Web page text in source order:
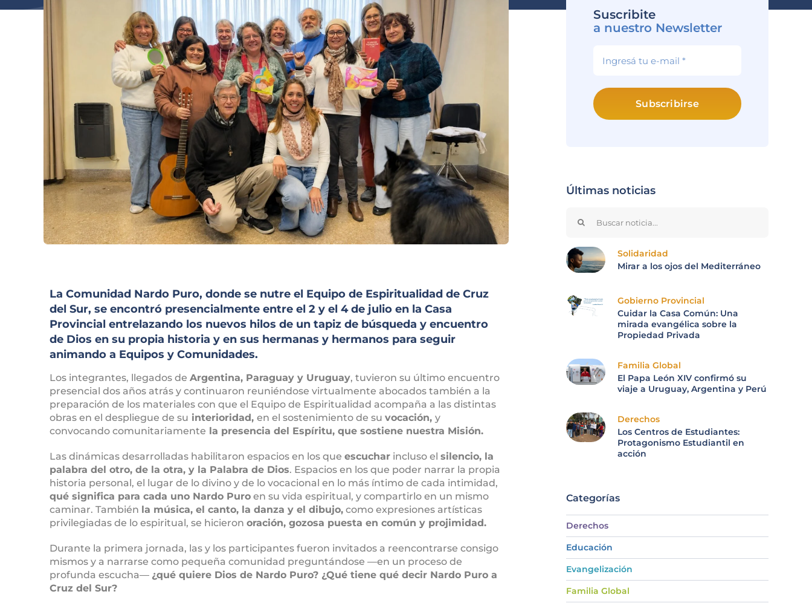
La Comunidad Nardo Puro, donde se nutre el Equipo de Espiritualidad de Cruz
del Sur, se encontró presencialmente entre el 2 y el 4 de julio en la Casa
Provincial entrelazando los nuevos hilos de un tapiz de búsqueda y encuentro
de Dios en su propia historia y en sus hermanas y hermanos para seguir
animando a Equipos y Comunidades.
Los integrantes, llegados de Argentina, Paraguay y Uruguay, tuvieron su último encuentro
presencial dos años atrás y continuaron reuniéndose virtualmente abocados también a la
preparación de los materiales con que el Equipo de Espiritualidad acompaña a las distintas
obras en el despliegue de su interioridad, en el sostenimiento de su vocación, y
convocando comunitariamente la presencia del Espíritu, que sostiene nuestra Misión.
Las dinámicas desarrolladas habilitaron espacios en los que escuchar incluso el silencio, la
palabra del otro, de la otra, y la Palabra de Dios. Espacios en los que poder narrar la propia
historia personal, el lugar de lo divino y de lo vocacional en lo más íntimo de cada intimidad,
qué significa para cada uno Nardo Puro en su vida espiritual, y compartirlo en un mismo
caminar. También la música, el canto, la danza y el dibujo, como expresiones artísticas
privilegiadas de lo espiritual, se hicieron oración, gozosa puesta en común y projimidad.
Durante la primera jornada, las y los participantes fueron invitados a reencontrarse consigo
mismos y a narrarse como pequeña comunidad preguntándose ―en un proceso de
profunda escucha― ¿qué quiere Dios de Nardo Puro? ¿Qué tiene qué decir Nardo Puro a
Cruz del Sur?
Suscribite
a nuestro Newsletter
Subscribirse
Últimas noticias
Solidaridad
Mirar a los ojos del Mediterráneo
Gobierno Provincial
Cuidar la Casa Común: Una
mirada evangélica sobre la
Propiedad Privada
Familia Global
El Papa León XIV confirmó su
viaje a Uruguay, Argentina y Perú
Derechos
Los Centros de Estudiantes:
Protagonismo Estudiantil en
acción
Categorías
Derechos
Educación
Evangelización
Familia Global